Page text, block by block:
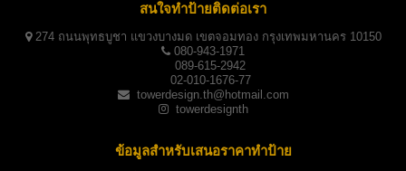
สนใจทำป้ายติดต่อเรา
274 ถนนพุทธบูชา แขวงบางมด เขตจอมทอง กรุงเทพมหานคร 10150
080-943-1971
089-615-2942
02-010-1676-77
towerdesign.th@hotmail.com
towerdesignth
ข้อมูลสำหรับเสนอราคาทำป้าย